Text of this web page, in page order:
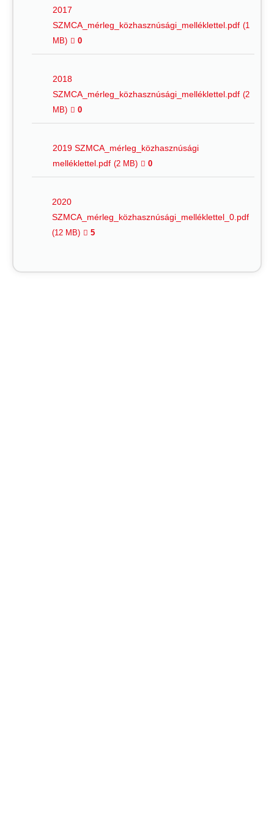
2017
SZMCA_mérleg_közhasznúsági_melléklettel.pdf (1
MB)
0
2018
SZMCA_mérleg_közhasznúsági_melléklettel.pdf (2
MB)
0
2019 SZMCA_mérleg_közhasznúsági
melléklettel.pdf (2 MB) 0
2020
SZMCA_mérleg_közhasznúsági_melléklettel_0.pdf
(12 MB) 5